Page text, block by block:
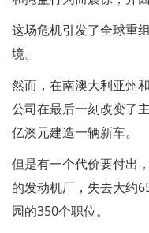
这场危机引发了全球重
境。
然而，在南澳大利亚州
公司在最后一刻改变了
亿澳元建造一辆新车。
但是有一个代价要付出
的发动机厂，失去大约
园的350个职位。